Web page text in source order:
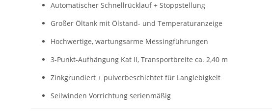
Automatischer Schnellrücklauf + Stoppstellung
Großer Öltank mit Ölstand- und Temperaturanzeige
Hochwertige, wartungsarme Messingführungen
3-Punkt-Aufhängung Kat II, Transportbreite ca. 2,40 m
Zinkgrundiert + pulverbeschichtet für Langlebigkeit
Seilwinden Vorrichtung serienmäßig